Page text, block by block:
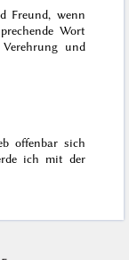
Freund, wenn
Wort
und
offenbar sich
ich mit der